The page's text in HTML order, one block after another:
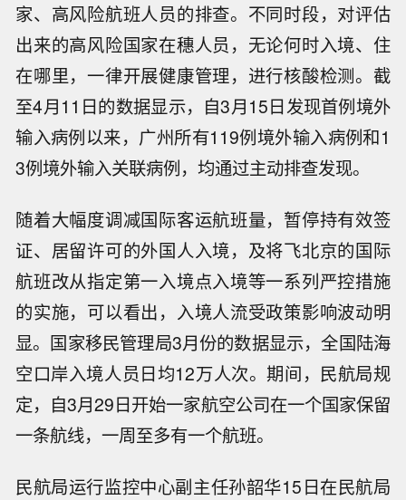
家、高风险航班人员的排查。不同时段，对评估
出来的高风险国家在穗人员，无论何时入境、住
在哪里，一律开展健康管理，进行核酸检测。截
至4月11日的数据显示，自3月15日发现首例境外
输入病例以来，广州所有119例境外输入病例和1
3例境外输入关联病例，均通过主动排查发现。
随着大幅度调减国际客运航班量，暂停持有效签
证、居留许可的外国人入境，及将飞北京的国际
航班改从指定第一入境点入境等一系列严控措施
的实施，可以看出，入境人流受政策影响波动明
显。国家移民管理局3月份的数据显示，全国陆海
空口岸入境人员日均12万人次。期间，民航局规
定，自3月29日开始一家航空公司在一个国家保留
一条航线，一周至多有一个航班。
民航局运行监控中心副主任孙韶华15日在民航局